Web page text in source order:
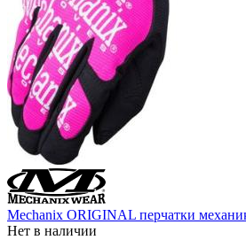
Mechanix ORIGINAL перчатки
Нет в наличии